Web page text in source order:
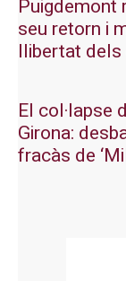
Puigdemont
seu retorn i
llibertat
El col·lapse
Girona:
fracàs de